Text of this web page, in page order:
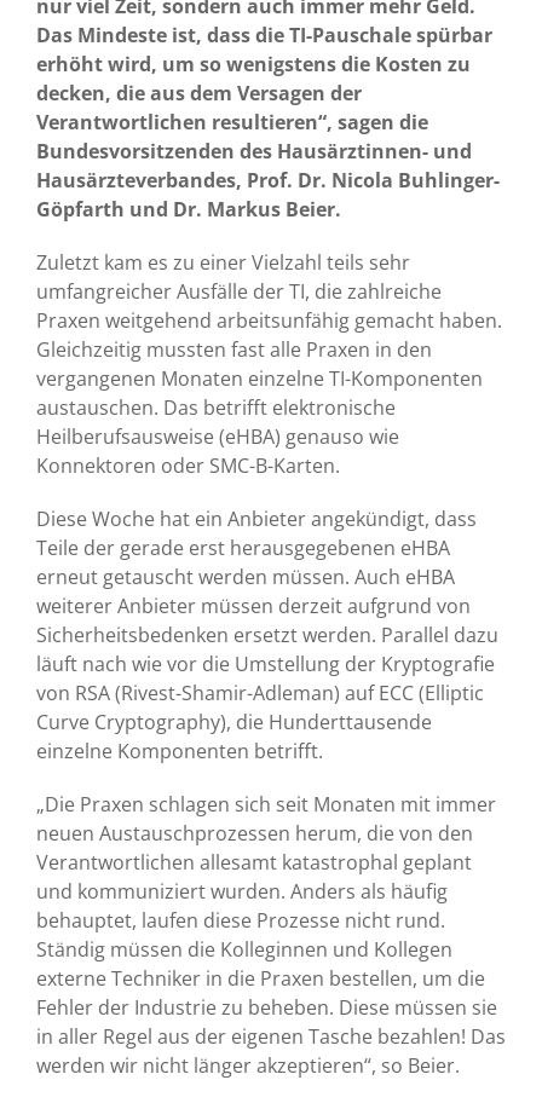
nur viel Zeit, sondern auch immer mehr Geld.
Das Mindeste ist, dass die TI-Pauschale spürbar
erhöht wird, um so wenigstens die Kosten zu
decken, die aus dem Versagen der
Verantwortlichen resultieren“, sagen die
Bundesvorsitzenden des Hausärztinnen- und
Hausärzteverbandes, Prof. Dr. Nicola Buhlinger-
Göpfarth und Dr. Markus Beier.
Zuletzt kam es zu einer Vielzahl teils sehr
umfangreicher Ausfälle der TI, die zahlreiche
Praxen weitgehend arbeitsunfähig gemacht haben.
Gleichzeitig mussten fast alle Praxen in den
vergangenen Monaten einzelne TI-Komponenten
austauschen. Das betrifft elektronische
Heilberufsausweise (eHBA) genauso wie
Konnektoren oder SMC-B-Karten.
Diese Woche hat ein Anbieter angekündigt, dass
Teile der gerade erst herausgegebenen eHBA
erneut getauscht werden müssen. Auch eHBA
weiterer Anbieter müssen derzeit aufgrund von
Sicherheitsbedenken ersetzt werden. Parallel dazu
läuft nach wie vor die Umstellung der Kryptografie
von RSA (Rivest-Shamir-Adleman) auf ECC (Elliptic
Curve Cryptography), die Hunderttausende
einzelne Komponenten betrifft.
„Die Praxen schlagen sich seit Monaten mit immer
neuen Austauschprozessen herum, die von den
Verantwortlichen allesamt katastrophal geplant
und kommuniziert wurden. Anders als häufig
behauptet, laufen diese Prozesse nicht rund.
Ständig müssen die Kolleginnen und Kollegen
externe Techniker in die Praxen bestellen, um die
Fehler der Industrie zu beheben. Diese müssen sie
in aller Regel aus der eigenen Tasche bezahlen! Das
werden wir nicht länger akzeptieren“, so Beier.